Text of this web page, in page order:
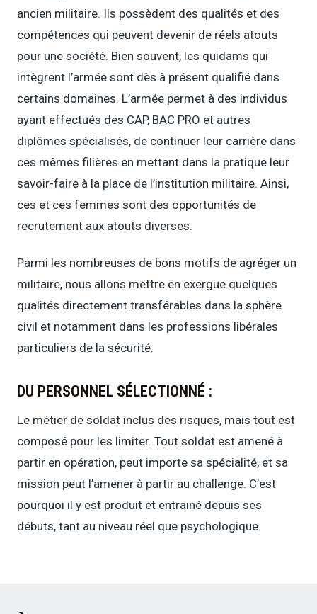
ancien militaire. Ils possèdent des qualités et des
compétences qui peuvent devenir de réels atouts
pour une société. Bien souvent, les quidams qui
intègrent l’armée sont dès à présent qualifié dans
certains domaines. L’armée permet à des individus
ayant effectués des CAP, BAC PRO et autres
diplômes spécialisés, de continuer leur carrière dans
ces mêmes filières en mettant dans la pratique leur
savoir-faire à la place de l’institution militaire. Ainsi,
ces et ces femmes sont des opportunités de
recrutement aux atouts diverses.
Parmi les nombreuses de bons motifs de agréger un
militaire, nous allons mettre en exergue quelques
qualités directement transférables dans la sphère
civil et notamment dans les professions libérales
particuliers de la sécurité.
DU PERSONNEL SÉLECTIONNÉ :
Le métier de soldat inclus des risques, mais tout est
composé pour les limiter. Tout soldat est amené à
partir en opération, peut importe sa spécialité, et sa
mission peut l’amener à partir au challenge. C’est
pourquoi il y est produit et entrainé depuis ses
débuts, tant au niveau réel que psychologique.